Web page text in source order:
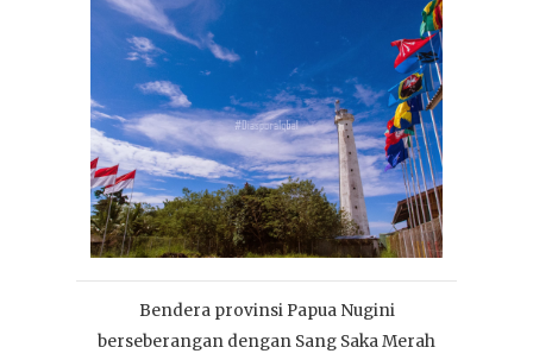
Bendera provinsi Papua Nugini
berseberangan dengan Sang Saka Merah